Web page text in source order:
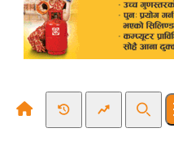
Recent NewsTrending